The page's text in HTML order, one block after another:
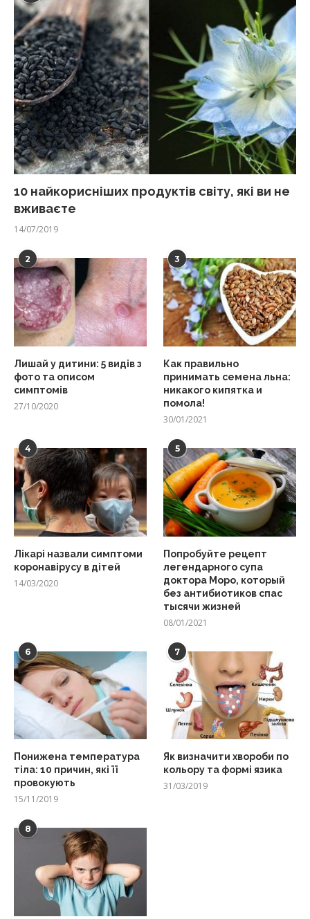
10 найкорисніших продуктів світу, які ви не
вживаєте
14/07/2019
2
Лишай у дитини: 5 видів з
фото та описом
симптомів
27/10/2020
3
Как правильно
принимать семена льна:
никакого кипятка и
помола!
30/01/2021
4
Лікарі назвали симптоми
коронавірусу в дітей
14/03/2020
5
Попробуйте рецепт
легендарного супа
доктора Моро, который
без антибиотиков спас
тысячи жизней
08/01/2021
6
Понижена температура
тіла: 10 причин, які її
провокують
15/11/2019
7
Як визначити хвороби по
кольору та формі язика
31/03/2019
8